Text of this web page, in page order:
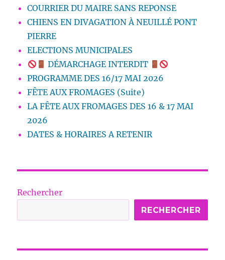
COURRIER DU MAIRE SANS REPONSE
CHIENS EN DIVAGATION À NEUILLÉ PONT
PIERRE
ELECTIONS MUNICIPALES
DÉMARCHAGE INTERDIT
PROGRAMME DES 16/17 MAI 2026
FÊTE AUX FROMAGES (Suite)
LA FÊTE AUX FROMAGES DES 16 & 17 MAI
2026
DATES & HORAIRES A RETENIR
Rechercher
RECHERCHER